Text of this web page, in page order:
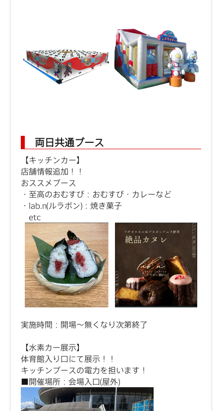
両日共通ブース
【キッチンカー】
店舗情報追加！！
おススメブース
・至高のおむすび：おむすび・カレーなど
・lab.n(ルラボン)：焼き菓子
etc
実施時間：開場～無くなり次第終了
【水素カー展示】
体育館入り口にて展示！！
キッチンブースの電力を担います！
■開催場所：会場入口(屋外)